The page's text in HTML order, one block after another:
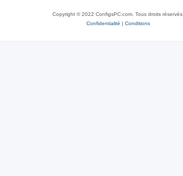
Copyright © 2022 ConfigsPC.com. Tous droits réservés.
Confidentialité | Conditions